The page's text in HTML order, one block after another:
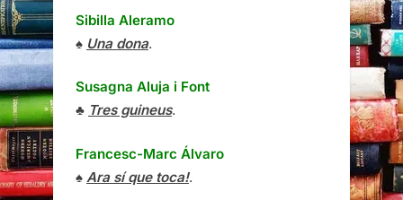
Sibilla Aleramo
♠ Una dona.
Susagna Aluja i Font
♣ Tres guineus.
Francesc-Marc Álvaro
♠ Ara sí que toca!.